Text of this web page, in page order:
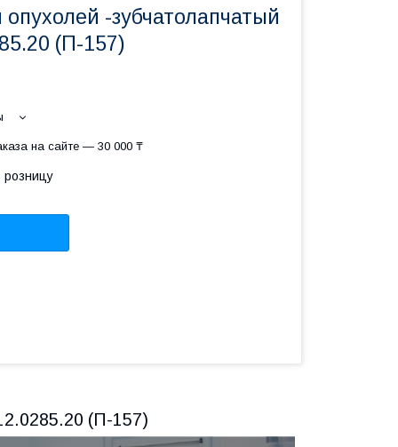
-зубчатолапчатый
(П-157)
на сайте — 30 000 ₸
розницу
(П-157)